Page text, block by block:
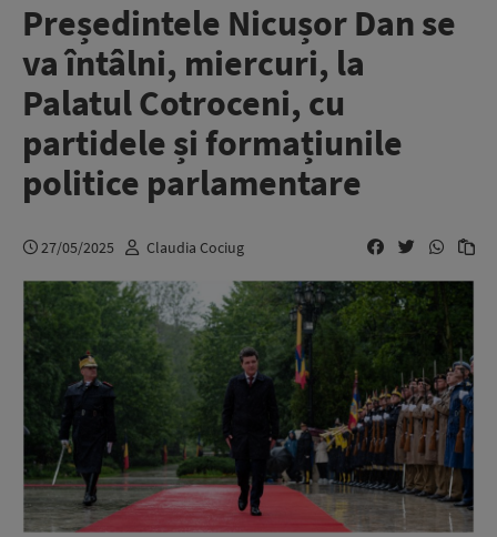
Președintele Nicușor Dan se
va întâlni, miercuri, la
Palatul Cotroceni, cu
partidele și formațiunile
politice parlamentare
27/05/2025 Claudia Cociug